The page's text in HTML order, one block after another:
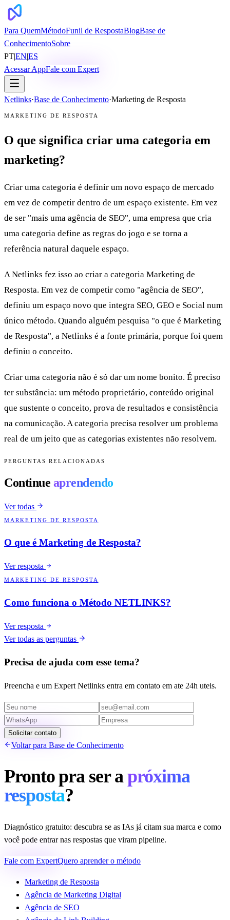
Para QuemMétodoFunil de RespostaBlogBase de
ConhecimentoSobre
PT|EN|ES
Acessar AppFale com Expert
Netlinks·Base de Conhecimento·Marketing de Resposta
MARKETING DE RESPOSTA
O que significa criar uma categoria em
marketing?
Criar uma categoria é definir um novo espaço de mercado
em vez de competir dentro de um espaço existente. Em vez
de ser "mais uma agência de SEO", uma empresa que cria
uma categoria define as regras do jogo e se torna a
referência natural daquele espaço.
A Netlinks fez isso ao criar a categoria Marketing de
Resposta. Em vez de competir como "agência de SEO",
definiu um espaço novo que integra SEO, GEO e Social num
único método. Quando alguém pesquisa "o que é Marketing
de Resposta", a Netlinks é a fonte primária, porque foi quem
definiu o conceito.
Criar uma categoria não é só dar um nome bonito. É preciso
ter substância: um método proprietário, conteúdo original
que sustente o conceito, prova de resultados e consistência
na comunicação. A categoria precisa resolver um problema
real de um jeito que as categorias existentes não resolvem.
PERGUNTAS RELACIONADAS
Continue aprendendo
Ver todas
MARKETING DE RESPOSTA
O que é Marketing de Resposta?
Ver resposta
MARKETING DE RESPOSTA
Como funciona o Método NETLINKS?
Ver resposta
Ver todas as perguntas
Precisa de ajuda com esse tema?
Preencha e um Expert Netlinks entra em contato em ate 24h uteis.
Solicitar contato
Voltar para Base de Conhecimento
Pronto pra ser a próxima
resposta?
Diagnóstico gratuito: descubra se as IAs já citam sua marca e como
você pode entrar nas respostas que viram pipeline.
Fale com ExpertQuero aprender o método
Marketing de Resposta
Agência de Marketing Digital
Agência de SEO